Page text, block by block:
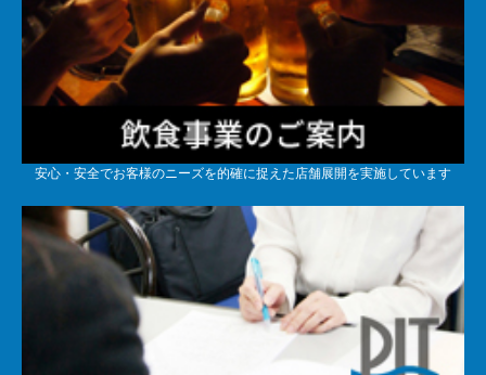
安心・安全でお客様のニーズを的確に捉えた店舗展開を実施しています